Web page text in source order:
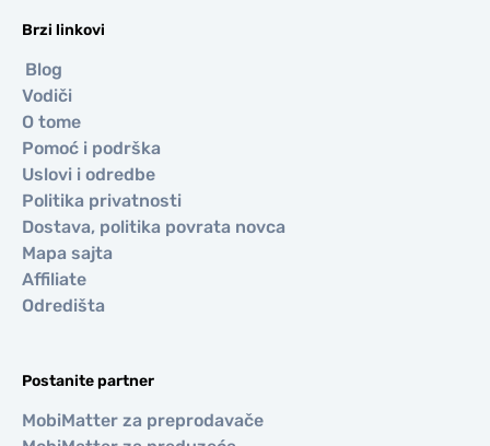
Brzi linkovi
Blog
Vodiči
O tome
Pomoć i podrška
Uslovi i odredbe
Politika privatnosti
Dostava, politika povrata novca
Mapa sajta
Affiliate
Odredišta
Postanite partner
MobiMatter za preprodavače